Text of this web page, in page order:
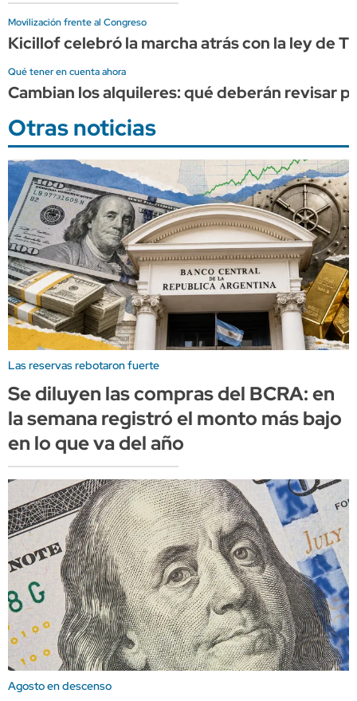
Movilización frente al Congreso
Kicillof celebró la marcha atrás con la ley de
Qué tener en cuenta ahora
Cambian los alquileres: qué deberán revisar
Otras noticias
Las reservas rebotaron fuerte
Se diluyen las compras del BCRA: en
la semana registró el monto más bajo
en lo que va del año
Agosto en descenso